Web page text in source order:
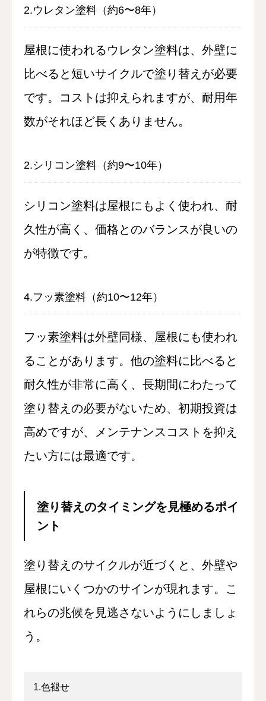
2.ウレタン塗料（約6〜8年）
屋根に使われるウレタン塗料は、外壁に
比べると短いサイクルで塗り替えが必要
です。コストは抑えられますが、耐用年
数がそれほど長くありません。
2.シリコン塗料（約9〜10年）
シリコン塗料は屋根にもよく使われ、耐
久性が高く、価格とのバランスが良いの
が特徴です。
4.フッ素塗料（約10〜12年）
フッ素塗料は外壁同様、屋根にも使われ
ることがあります。他の塗料に比べると
耐久性が非常に高く、長期間にわたって
塗り替えの必要がないため、初期投資は
高めですが、メンテナンスコストを抑え
たい方には最適です。
塗り替えのタイミングを見極めるポイ
ント
塗り替えのサイクルが近づくと、外壁や
屋根にいくつかのサインが現れます。こ
れらの兆候を見逃さないようにしましょ
う。
1.色褪せ